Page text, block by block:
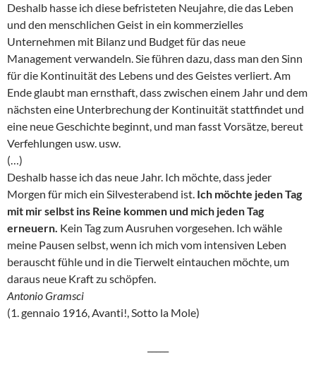
Deshalb hasse ich diese befristeten Neujahre, die das Leben
und den menschlichen Geist in ein kommerzielles
Unternehmen mit Bilanz und Budget für das neue
Management verwandeln. Sie führen dazu, dass man den Sinn
für die Kontinuität des Lebens und des Geistes verliert. Am
Ende glaubt man ernsthaft, dass zwischen einem Jahr und dem
nächsten eine Unterbrechung der Kontinuität stattfindet und
eine neue Geschichte beginnt, und man fasst Vorsätze, bereut
Verfehlungen usw. usw.
(…)
Deshalb hasse ich das neue Jahr. Ich möchte, dass jeder
Morgen für mich ein Silvesterabend ist. Ich möchte jeden Tag
mit mir selbst ins Reine kommen und mich jeden Tag
erneuern. Kein Tag zum Ausruhen vorgesehen. Ich wähle
meine Pausen selbst, wenn ich mich vom intensiven Leben
berauscht fühle und in die Tierwelt eintauchen möchte, um
daraus neue Kraft zu schöpfen.
Antonio Gramsci
(1. gennaio 1916, Avanti!, Sotto la Mole)